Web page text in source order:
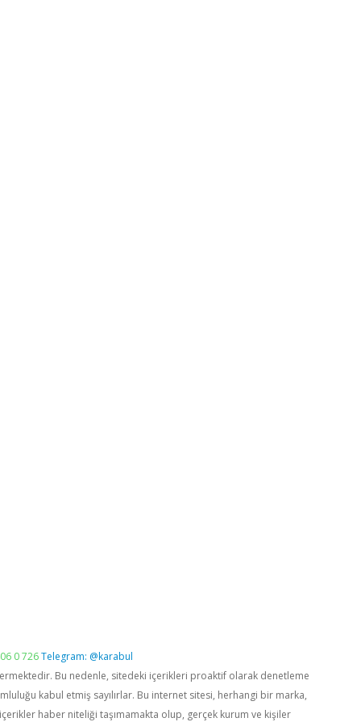
0 726Telegram: @karabul
Bu nedenle, sitedeki içerikleri proaktif olarak denetleme
kabul etmiş sayılırlar. Bu internet sitesi, herhangi bir marka,
haber niteliği taşımamakta olup, gerçek kurum ve kişiler